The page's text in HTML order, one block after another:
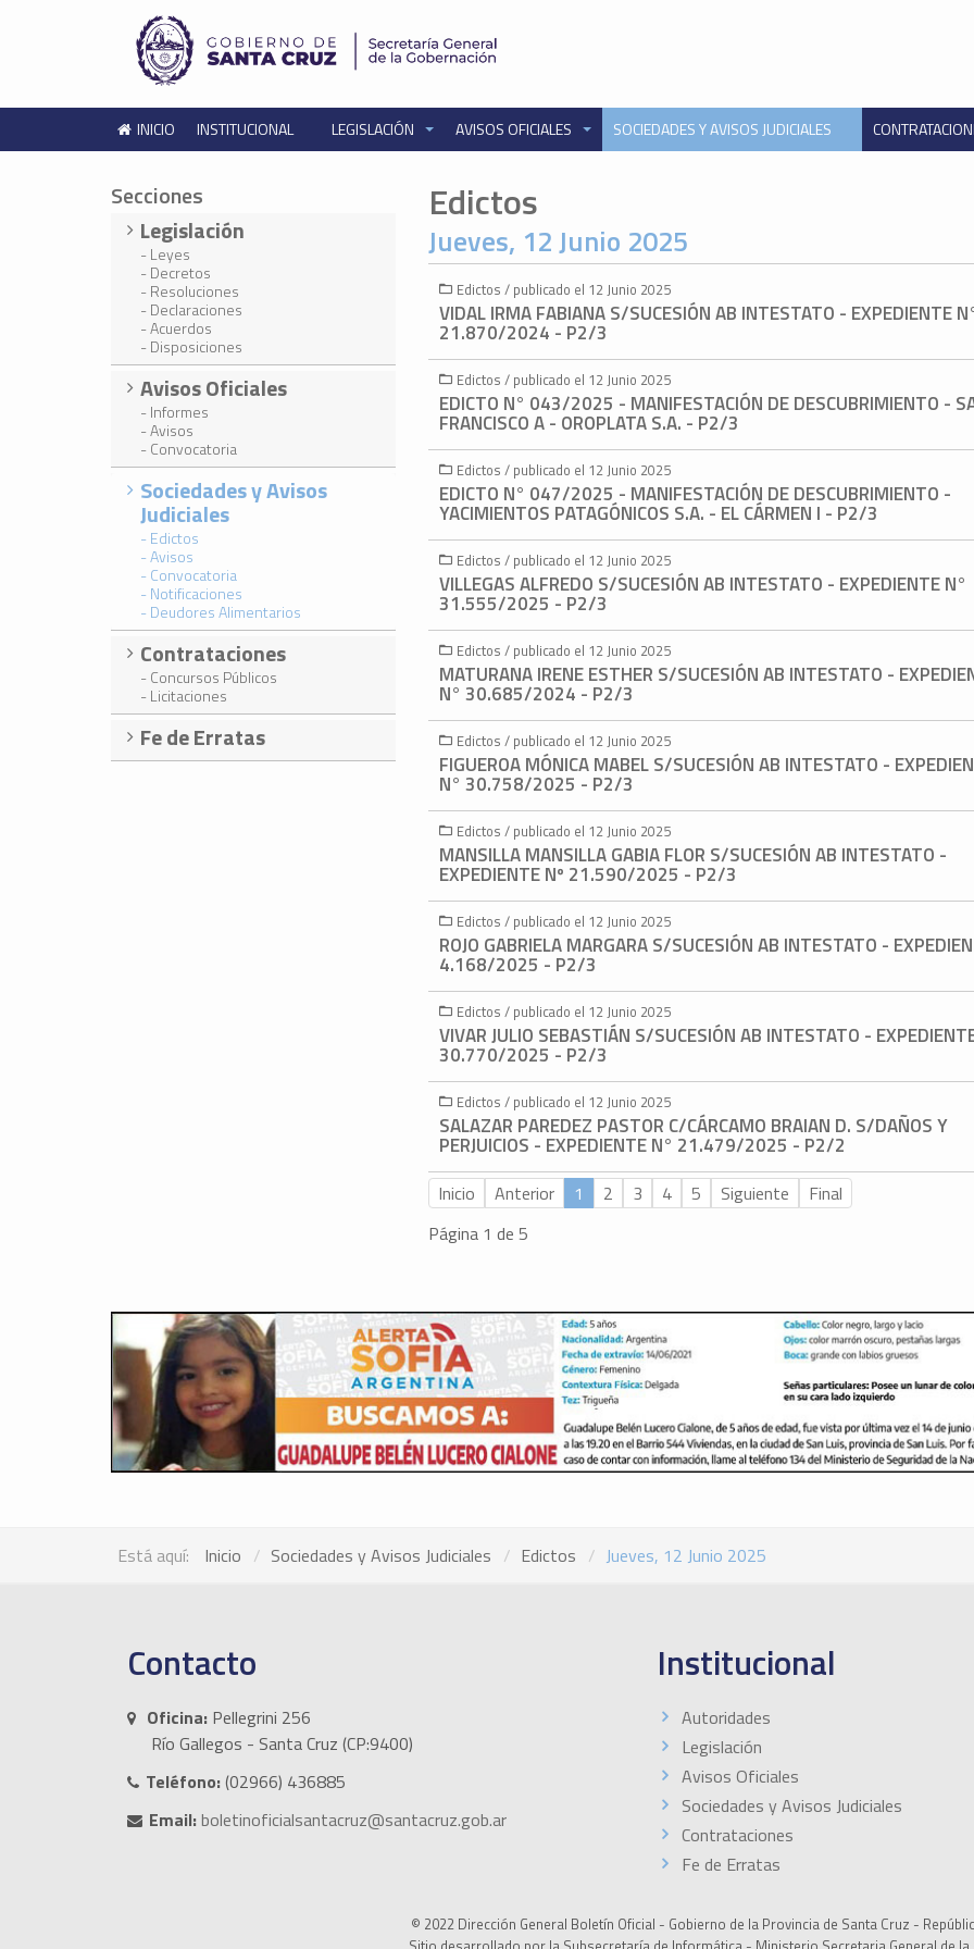
INICIO INSTITUCIONAL LEGISLACIÓN AVISOS OFICIALES SOCIEDADES Y AVISOS JUDICIALES
Secciones
Legislación
- Leyes
- Decretos
- Resoluciones
- Declaraciones
- Acuerdos
- Disposiciones
Avisos Oficiales
- Informes
- Avisos
- Convocatoria
Sociedades y Avisos
Judiciales
- Edictos
- Avisos
- Convocatoria
- Notificaciones
- Deudores Alimentarios
Contrataciones
- Concursos Públicos
- Licitaciones
Fe de Erratas
Edictos
Jueves, 12 Junio 2025
Edictos / publicado el 12 Junio 2025
VIDAL IRMA FABIANA S/SUCESIÓN AB INTESTATO - EXPEDIENTE
21.870/2024 - P2/3
Edictos / publicado el 12 Junio 2025
EDICTO N° 043/2025 - MANIFESTACIÓN DE DESCUBRIMIENTO -
FRANCISCO A - OROPLATA S.A. - P2/3
Edictos / publicado el 12 Junio 2025
EDICTO N° 047/2025 - MANIFESTACIÓN DE DESCUBRIMIENTO -
YACIMIENTOS PATAGÓNICOS S.A. - EL CÁRMEN I - P2/3
Edictos / publicado el 12 Junio 2025
VILLEGAS ALFREDO S/SUCESIÓN AB INTESTATO - EXPEDIENTE N°
31.555/2025 - P2/3
Edictos / publicado el 12 Junio 2025
MATURANA IRENE ESTHER S/SUCESIÓN AB INTESTATO -
N° 30.685/2024 - P2/3
Edictos / publicado el 12 Junio 2025
FIGUEROA MÓNICA MABEL S/SUCESIÓN AB INTESTATO -
N° 30.758/2025 - P2/3
Edictos / publicado el 12 Junio 2025
MANSILLA MANSILLA GABIA FLOR S/SUCESIÓN AB INTESTATO -
EXPEDIENTE Nº 21.590/2025 - P2/3
Edictos / publicado el 12 Junio 2025
ROJO GABRIELA MARGARA S/SUCESIÓN AB INTESTATO -
4.168/2025 - P2/3
Edictos / publicado el 12 Junio 2025
VIVAR JULIO SEBASTIÁN S/SUCESIÓN AB INTESTATO -
30.770/2025 - P2/3
Edictos / publicado el 12 Junio 2025
SALAZAR PAREDEZ PASTOR C/CÁRCAMO BRAIAN D. S/DAÑOS Y
PERJUICIOS - EXPEDIENTE N° 21.479/2025 - P2/2
Inicio Anterior 1 2 3 4 5 Siguiente
Final
Página 1 de 5
Está aquí: Inicio Sociedades y Avisos Judiciales Edictos Jueves, 12 Junio 2025
Contacto
Oficina: Pellegrini 256
Río Gallegos - Santa Cruz (CP:9400)
Teléfono:(02966) 436885
Email:boletinoficialsantacruz@santacruz.gob.ar
Institucional
Autoridades
Legislación
Avisos Oficiales
Sociedades y Avisos Judiciales
Contrataciones
Fe de Erratas
© 2022 Dirección General Boletín Oficial - Gobierno de la Provincia de Santa Cruz -